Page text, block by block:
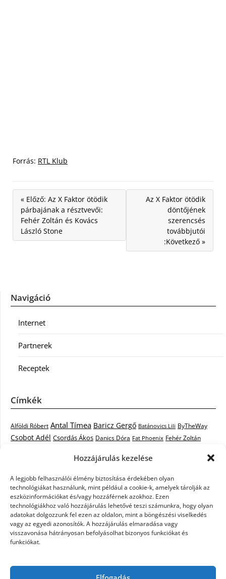
Hozzájárulás kezelése
A legjobb felhasználói élmény biztosítása érdekében olyan
technológiákat használunk, mint például a cookie-k, amelyek tárolják az
eszközinformációkat és/vagy hozzáférnek azokhoz. Ezen
technológiákhoz való hozzájárulás lehetővé teszi számunkra, hogy olyan
adatokat dolgozzunk fel ezen az oldalon, mint a böngészési viselkedés
vagy az egyedi azonosítók. A hozzájárulás elmaradása vagy
visszavonása hátrányosan befolyásolhat bizonyos funkciókat és
funkciókat.
Forrás: RTL Klub
« Előző: Az X Faktor ötödik
párbajának a résztvevői:
Fehér Zoltán és Kovács
László Stone
Az X Faktor ötödik
döntőjének
szerencsés
továbbjutói
:Következő »
Navigáció
Internet
Partnerek
Receptek
Címkék
Alföldi Róbert Antal Tímea Baricz Gergő Batánovics Lili ByTheWay
Csobot Adél Csordás Ákos Danics Dóra Fat Phoenix Fehér Zoltán
Kovács László Stone
Krasznai Tünde Like LiL C. Malek Miklós mentor Muri Enikő
Nagy Feró Oláh Gergő Péterffy Lili Rocktenors RTL Klub
Cowell Szabó Dávid Szabó Ádám Szikora Róbert Takács Nikolas
Tarány Tamás Tóth Gabi Vastag Csaba Vastag Tamás
Kati X-factor X-FaktorX-Faktor videók
X-Faktor válogatásx faktor döntő Zámbó